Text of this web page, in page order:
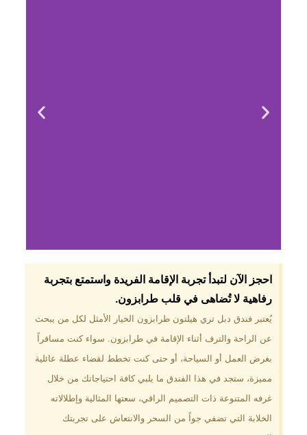
لماذا تختار فندق دبل
تري هيلتون
طرابزون؟
موقع مميز في قلب طرابزون بالقرب
من أهم المعالم السياحية. إطلالات
الخضراء. مرافق متكاملة تشمل
مسبحًا داخليًا، سبا، صالة ألعاب
رياضية، ومطاعم عالمية.
احجز الآن لتبدأ تجربة الإقامة الفريدة واستمتع بتجربة
رفاهية لا تُضاهى في قلب طرابزون.​
يُعتبر فندق دبل تري هيلتون طرابزون الخيار الأمثل لكل من يبحث
عن الراحة والترف أثناء الإقامة في طرابزون. سواء كنت مسافراً
بغرض العمل أو السياحة، أو حتى كنت تخطط لقضاء عطلة عائلية
مميزة، ستجد في هذا الفندق ما يلبي كافة احتياجاتك من خلال
غرفه المتنوعة ذات التصميم الراقي، سعتها المثالية وإطلالاته
الخلابة التي تضفي جواً من السحر والانتعاش على تجربتك